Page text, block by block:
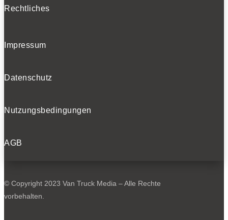
Rechtliches
Impressum
Datenschutz
Nutzungsbedingungen
AGB
© Copyright 2023 Van Truck Media – Alle Rechte
vorbehalten.